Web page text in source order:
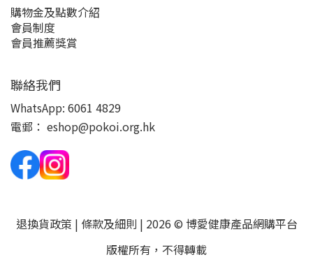
購物金及點數介紹
會員制度
會員推薦獎賞
聯絡我們
WhatsApp: 6061 4829
電郵： eshop@pokoi.org.hk
退換貨政策 | 條款及細則 | 2026 © 博愛健康產品網購平台
版權所有，不得轉載